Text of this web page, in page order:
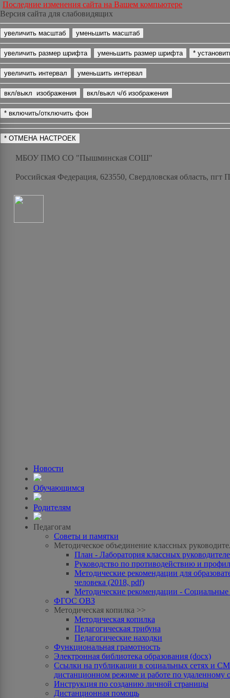
Последние изменения сайта на Вашем компьютере
Версия сайта для слабовидящих
МБОУ ПМО СО "Пышминская СОШ"
Российская Федерация, 623550, Свердловская область,
Новости
Обучающимся
Родителям
Педагогам
Советы и памятки
Методическое объединение классных
План - Лаборатория классных
Руководство по противодействию и
Методические рекомендации для
человека (2018, pdf)
Методические рекомендации -
ФГОС ОВЗ
Методическая копилка >>
Методическая копилка
Педагогическая трибуна
Педагогические находки
Функциональная грамотность
Электронная библиотека образования (docx)
Ссылки на публикации в социальных сетях и
дистанционном режиме и работе по удаленному
Инструкция по созданию личной страницы
Дистанционная помощь